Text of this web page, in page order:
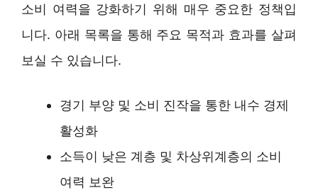
소비 여력을 강화하기 위해 매우 중요한 정책입
니다. 아래 목록을 통해 주요 목적과 효과를 살펴
보실 수 있습니다.
경기 부양 및 소비 진작을 통한 내수 경제
활성화
소득이 낮은 계층 및 차상위계층의 소비
여력 보완